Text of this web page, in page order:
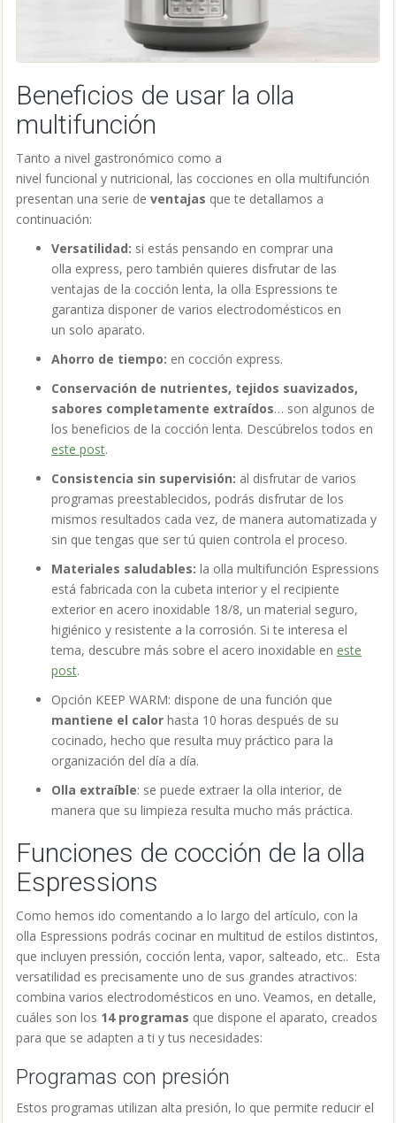
Beneficios de usar la olla
multifunción
Tanto a nivel gastronómico como a
nivel funcional y nutricional, las cocciones en olla multifunción
presentan una serie de ventajas que te detallamos a
continuación:
Versatilidad: si estás pensando en comprar una
olla express, pero también quieres disfrutar de las
ventajas de la cocción lenta, la olla Espressions te
garantiza disponer de varios electrodomésticos en
un solo aparato.
Ahorro de tiempo: en cocción express.
Conservación de nutrientes, tejidos suavizados,
sabores completamente extraídos… son algunos de
los beneficios de la cocción lenta. Descúbrelos todos en
este post.
Consistencia sin supervisión: al disfrutar de varios
programas preestablecidos, podrás disfrutar de los
mismos resultados cada vez, de manera automatizada y
sin que tengas que ser tú quien controla el proceso.
Materiales saludables: la olla multifunción Espressions
está fabricada con la cubeta interior y el recipiente
exterior en acero inoxidable 18/8, un material seguro,
higiénico y resistente a la corrosión. Si te interesa el
tema, descubre más sobre el acero inoxidable en este
post.
Opción KEEP WARM: dispone de una función que
mantiene el calor hasta 10 horas después de su
cocinado, hecho que resulta muy práctico para la
organización del día a día.
Olla extraíble: se puede extraer la olla interior, de
manera que su limpieza resulta mucho más práctica.
Funciones de cocción de la olla
Espressions
Como hemos ido comentando a lo largo del artículo, con la
olla Espressions podrás cocinar en multitud de estilos distintos,
que incluyen pressión, cocción lenta, vapor, salteado, etc.. Esta
versatilidad es precisamente uno de sus grandes atractivos:
combina varios electrodomésticos en uno. Veamos, en detalle,
cuáles son los 14 programas que dispone el aparato, creados
para que se adapten a ti y tus necesidades:
Programas con presión
Estos programas utilizan alta presión, lo que permite reducir el